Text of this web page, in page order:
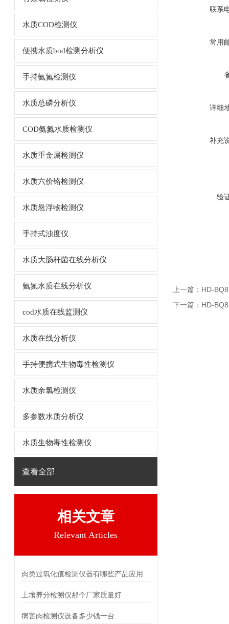
水质COD检测仪
便携水质bod检测分析仪
手持氨氮检测仪
水质总磷分析仪
COD氨氮水质检测仪
水质重金属检测仪
水质六价铬检测仪
水质悬浮物检测仪
手持式浊度仪
水质大肠杆菌在线分析仪
氨氮水质在线分析仪
cod水质在线监测仪
水质在线分析仪
手持便携式生物毒性检测仪
水质余氯检测仪
多参数水质分析仪
水质生物毒性检测仪
查看全部
相关文章
Relevant Articles
肉类过氧化值检测仪器有哪些产品应用
土壤养分检测仪那个厂家质量好
病害肉检测仪设备多少钱一台
联系
常用
详细
补充
验
上一篇： HD-
下一篇： HD-